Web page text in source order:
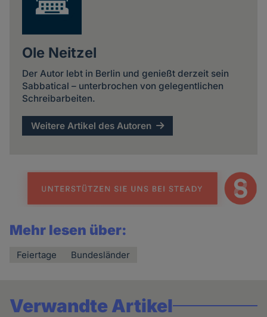
Ole Neitzel
Der Autor lebt in Berlin und genießt derzeit sein
Sabbatical – unterbrochen von gelegentlichen
Schreibarbeiten.
Weitere Artikel des Autoren
Mehr lesen über:
Feiertage Bundesländer
Verwandte Artikel